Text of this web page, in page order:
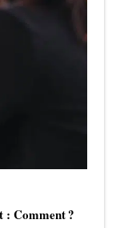
: Comment ?